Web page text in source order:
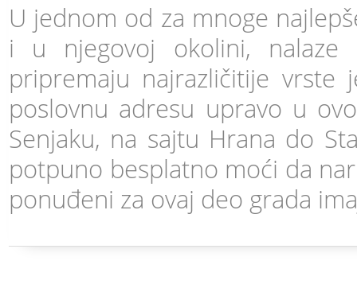
U jednom od za mnoge
i u njegovoj okolini, nalaze
pripremaju najrazličitije
poslovnu adresu upravo u
Senjaku, na sajtu Hrana do
potpuno besplatno moći da
ponuđeni za ovaj deo grada